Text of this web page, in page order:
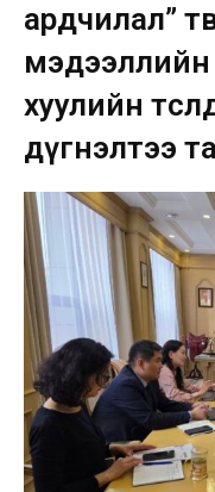
ардчилал”
мэдээллийн
хуулийн
дүгнэлтээ